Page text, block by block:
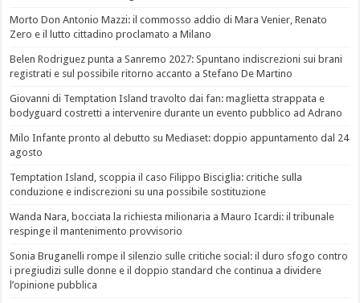
Morto Don Antonio Mazzi: il commosso addio di Mara Venier, Renato
Zero e il lutto cittadino proclamato a Milano
Belen Rodriguez punta a Sanremo 2027: Spuntano indiscrezioni sui brani
registrati e sul possibile ritorno accanto a Stefano De Martino
Giovanni di Temptation Island travolto dai fan: maglietta strappata e
bodyguard costretti a intervenire durante un evento pubblico ad Adrano
Milo Infante pronto al debutto su Mediaset: doppio appuntamento dal 24
agosto
Temptation Island, scoppia il caso Filippo Bisciglia: critiche sulla
conduzione e indiscrezioni su una possibile sostituzione
Wanda Nara, bocciata la richiesta milionaria a Mauro Icardi: il tribunale
respinge il mantenimento provvisorio
Sonia Bruganelli rompe il silenzio sulle critiche social: il duro sfogo contro
i pregiudizi sulle donne e il doppio standard che continua a dividere
l’opinione pubblica